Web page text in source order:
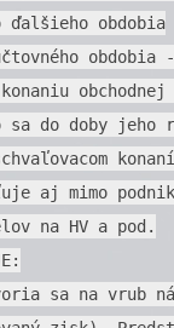
obdobia
obdobia
konaniu
sa do doby jeho
aj mimo
na HV a pod.
sa na vrub